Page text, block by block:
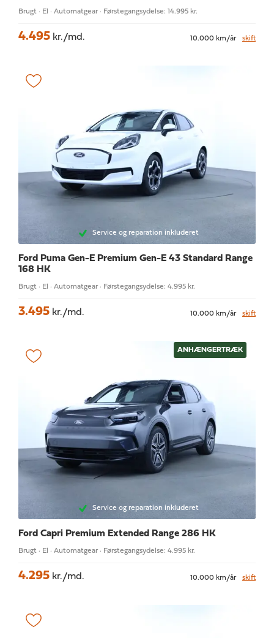
Brugt · El · Automatgear · Førstegangsydelse: 14.995 kr.
4.495 kr./md. 10.000 km/år skift
Service og reparation inkluderet
Ford Puma Gen-E Premium Gen-E 43 Standard Range
168 HK
Brugt · El · Automatgear · Førstegangsydelse: 4.995 kr.
3.495 kr./md. 10.000 km/år skift
ANHÆNGERTRÆK
Service og reparation inkluderet
Ford Capri Premium Extended Range 286 HK
Brugt · El · Automatgear · Førstegangsydelse: 4.995 kr.
4.295 kr./md. 10.000 km/år skift